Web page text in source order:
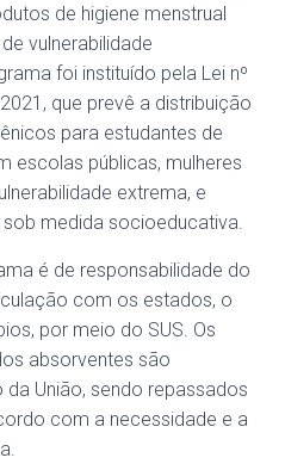
de higiene menstrual
vulnerabilidade
foi instituído pela Lei nº
que prevê a distribuição
para estudantes de
escolas públicas, mulheres
extrema, e
medida socioeducativa.
é de responsabilidade do
com os estados, o
por meio do SUS. Os
absorventes são
União, sendo repassados
com a necessidade e a